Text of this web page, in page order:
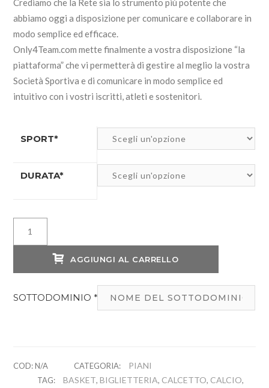
a
119,00€
Crediamo che la Rete sia lo strumento più potente che
abbiamo oggi a disposizione per comunicare e collaborare in
modo semplice ed efficace.
Only4Team.com mette finalmente a vostra disposizione “la
piattaforma” che vi permetterà di gestire al meglio la vostra
Società Sportiva e di comunicare in modo semplice ed
intuitivo con i vostri iscritti, atleti e sostenitori.
SPORT*
DURATA*
Software
Sito
AGGIUNGI AL CARRELLO
SOTTODOMINIO*
COD:N/A CATEGORIA: PIANI
TAG: BASKET,BIGLIETTERIA, CALCETTO, CALCIO,